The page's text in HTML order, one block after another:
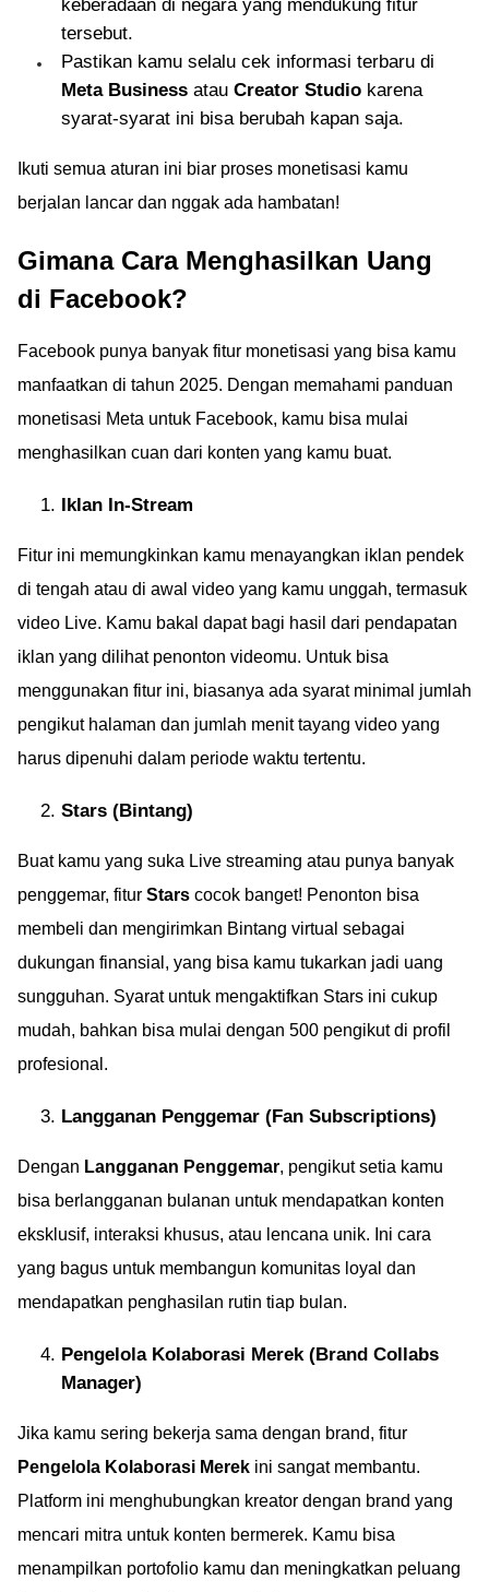
keberadaan di negara yang mendukung fitur
tersebut.
Pastikan kamu selalu cek informasi terbaru di
Meta Business atau Creator Studio karena
syarat-syarat ini bisa berubah kapan saja.
Ikuti semua aturan ini biar proses monetisasi kamu
berjalan lancar dan nggak ada hambatan!
Gimana Cara Menghasilkan Uang
di Facebook?
Facebook punya banyak fitur monetisasi yang bisa kamu
manfaatkan di tahun 2025. Dengan memahami panduan
monetisasi Meta untuk Facebook, kamu bisa mulai
menghasilkan cuan dari konten yang kamu buat.
Iklan In-Stream
Fitur ini memungkinkan kamu menayangkan iklan pendek
di tengah atau di awal video yang kamu unggah, termasuk
video Live. Kamu bakal dapat bagi hasil dari pendapatan
iklan yang dilihat penonton videomu. Untuk bisa
menggunakan fitur ini, biasanya ada syarat minimal jumlah
pengikut halaman dan jumlah menit tayang video yang
harus dipenuhi dalam periode waktu tertentu.
Stars (Bintang)
Buat kamu yang suka Live streaming atau punya banyak
penggemar, fitur Stars cocok banget! Penonton bisa
membeli dan mengirimkan Bintang virtual sebagai
dukungan finansial, yang bisa kamu tukarkan jadi uang
sungguhan. Syarat untuk mengaktifkan Stars ini cukup
mudah, bahkan bisa mulai dengan 500 pengikut di profil
profesional.
Langganan Penggemar (Fan Subscriptions)
Dengan Langganan Penggemar, pengikut setia kamu
bisa berlangganan bulanan untuk mendapatkan konten
eksklusif, interaksi khusus, atau lencana unik. Ini cara
yang bagus untuk membangun komunitas loyal dan
mendapatkan penghasilan rutin tiap bulan.
Pengelola Kolaborasi Merek (Brand Collabs
Manager)
Jika kamu sering bekerja sama dengan brand, fitur
Pengelola Kolaborasi Merek ini sangat membantu.
Platform ini menghubungkan kreator dengan brand yang
mencari mitra untuk konten bermerek. Kamu bisa
menampilkan portofolio kamu dan meningkatkan peluang